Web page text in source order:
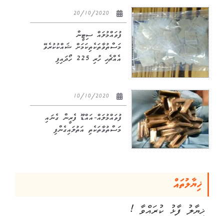
ފުވައްމުލައް ސިޓީން
މަސްތުވާތަކެތިކަމަށް ޝައްކުކުރެވޭ
އެއްޗެހި ހުރި 225 ހޯދައިފި
ފުވައްމުލައް-އައްޑޫ ފެރީން ގެނައި
މަސްތުވާތަކެތި އަތުލައިގެންފި
ޚިޔާލުތައް
ޚިޔާލު ފާޅު ކުރައްވާ !